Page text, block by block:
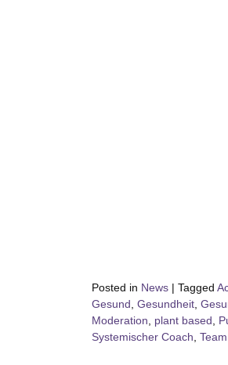
Posted in News | Tagged
Gesund Gesundheit
Moderation
plant based
Systemischer Coach